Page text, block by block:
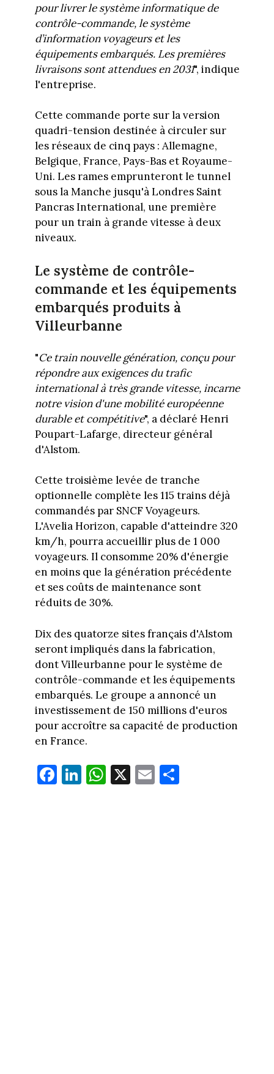
pour livrer le système informatique de
contrôle-commande, le système
d’information voyageurs et les
équipements embarqués. Les premières
livraisons sont attendues en 2031", indique
l'entreprise.
Cette commande porte sur la version
quadri-tension destinée à circuler sur
les réseaux de cinq pays : Allemagne,
Belgique, France, Pays-Bas et Royaume-
Uni. Les rames emprunteront le tunnel
sous la Manche jusqu'à Londres Saint
Pancras International, une première
pour un train à grande vitesse à deux
niveaux.
Le système de contrôle-
commande et les équipements
embarqués produits à
Villeurbanne
"Ce train nouvelle génération, conçu pour
répondre aux exigences du trafic
international à très grande vitesse, incarne
notre vision d'une mobilité européenne
durable et compétitive", a déclaré Henri
Poupart-Lafarge, directeur général
d'Alstom.
Cette troisième levée de tranche
optionnelle complète les 115 trains déjà
commandés par SNCF Voyageurs.
L'Avelia Horizon, capable d'atteindre 320
km/h, pourra accueillir plus de 1 000
voyageurs. Il consomme 20% d'énergie
en moins que la génération précédente
et ses coûts de maintenance sont
réduits de 30%.
Dix des quatorze sites français d'Alstom
seront impliqués dans la fabrication,
dont Villeurbanne pour le système de
contrôle-commande et les équipements
embarqués. Le groupe a annoncé un
investissement de 150 millions d'euros
pour accroître sa capacité de production
en France.
Fa
ce
Li
nk
W
ha
X E
m
Pa